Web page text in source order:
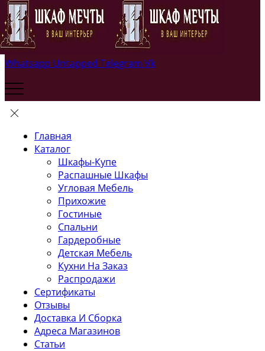
Whatsapp Untapped Telegram Vk
Главная
Каталог
Шкафы-Купе
Распашные Шкафы
Угловая Мебель
Прихожие
Гостиные
Спальни
Гардеробные
Детская Мебель
Кухни На Заказ
Распродажи
Сертификаты
Отзывы
Доставка И Сборка
Адреса Магазинов
Статьи